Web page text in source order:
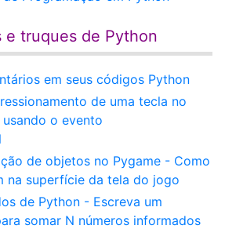
e truques de Python
em seus códigos Python
de uma tecla no
o evento
de objetos no Pygame - Como
na superfície da tela do jogo
de Python - Escreva um
somar N números informados